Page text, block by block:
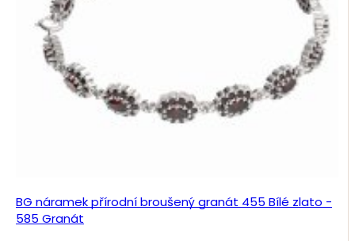
BG náramek přírodní broušený granát 455 Bílé zlato -
585 Granát